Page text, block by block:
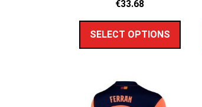
€33.68
SELECT OPTIONS